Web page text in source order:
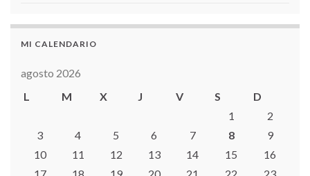
MI CALENDARIO
agosto 2026
L
M X J V S
D
1
2
3
4 5 6 7 8
9
10
11 12 13 14 15
16